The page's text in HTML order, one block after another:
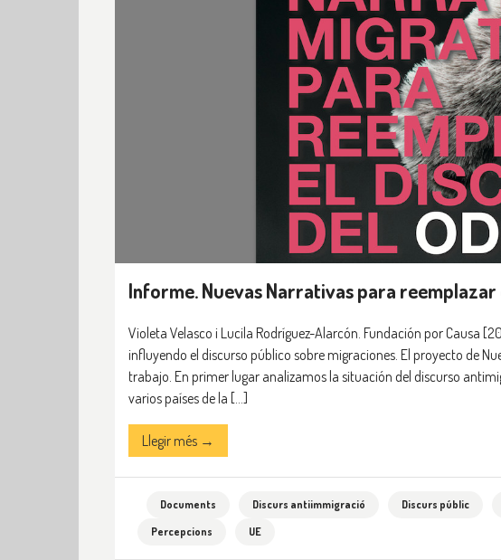
Informe. Nuevas Narrativas para
Violeta Velasco i Lucila Rodríguez-Alarcón. Fundación por Causa
influyendo el discurso público sobre migraciones. El proyecto de
trabajo. En primer lugar analizamos la situación del discurso
varios países de la […]
Llegir més →
Documents Discurs antiimmigració Discurs públic
Percepcions
UE